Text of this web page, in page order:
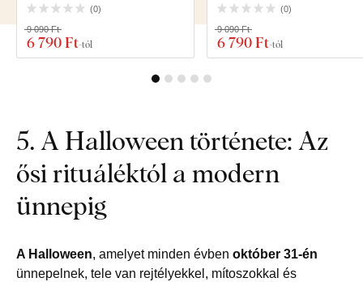
(0)
6 790 Ft-tól
9 090 Ft
(0)
6 790 Ft-tól
9 090 Ft
5. A Halloween története: Az
ősi rituáléktól a modern
ünnepig
A Halloween, amelyet minden évben október 31-én
ünnepelnek, tele van rejtélyekkel, mítoszokkal és